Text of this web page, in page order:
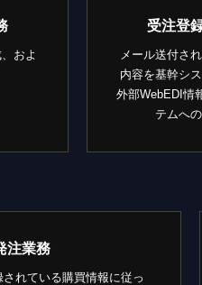
およ
受注登
メール送付さ
内容を基幹シ
外部WebEDI情
テムへ
注業務
れている購買情報に従っ